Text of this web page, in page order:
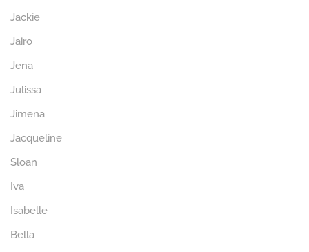
Jackie
Jairo
Jena
Julissa
Jimena
Jacqueline
Sloan
Iva
Isabelle
Bella